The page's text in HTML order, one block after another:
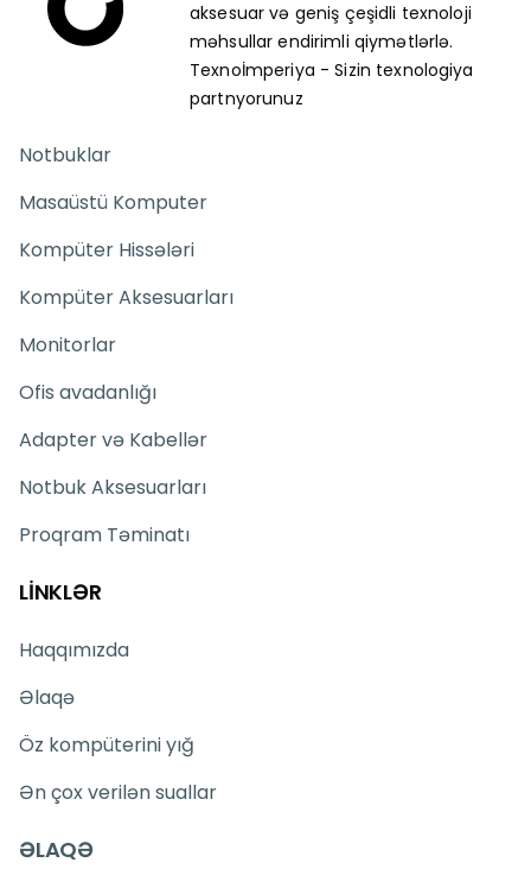
aksesuar və geniş çeşidli texnoloji
məhsullar endirimli qiymətlərlə.
Texnoİmperiya - Sizin texnologiya
partnyorunuz
Notbuklar
Masaüstü Komputer
Kompüter Hissələri
Kompüter Aksesuarları
Monitorlar
Ofis avadanlığı
Adapter və Kabellər
Notbuk Aksesuarları
Proqram Təminatı
LİNKLƏR
Haqqımızda
Əlaqə
Öz kompüterini yığ
Ən çox verilən suallar
ƏLAQƏ